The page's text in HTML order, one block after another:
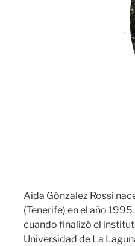
Aída Gónzalez Rossi
(Tenerife) en el año
cuando finalizó el
Universidad de La